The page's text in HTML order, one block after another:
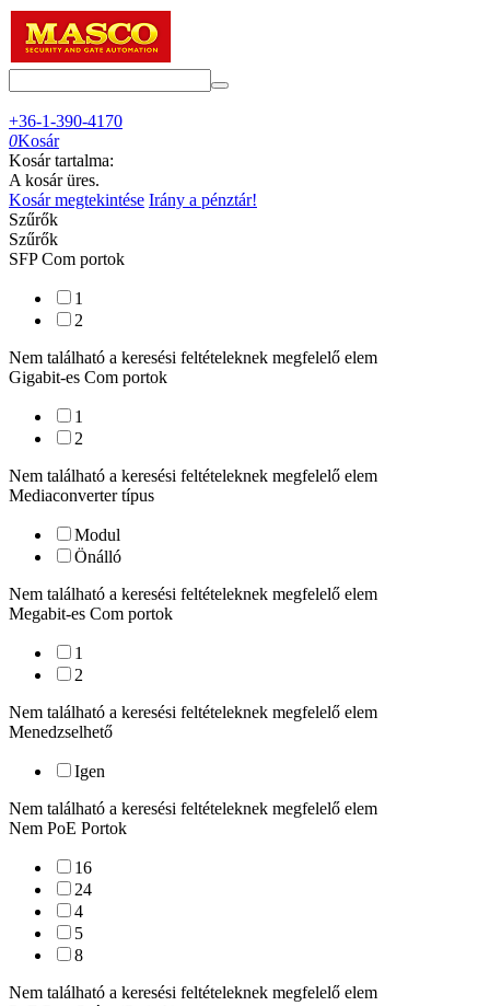
+36-1-390-4170
0Kosár
Kosár tartalma:
A kosár üres.
Kosár megtekintése Irány a pénztár!
Szűrők
Szűrők
SFP Com portok
1
2
Nem található a keresési feltételeknek megfelelő elem
Gigabit-es Com portok
1
2
Nem található a keresési feltételeknek megfelelő elem
Mediaconverter típus
Modul
Önálló
Nem található a keresési feltételeknek megfelelő elem
Megabit-es Com portok
1
2
Nem található a keresési feltételeknek megfelelő elem
Menedzselhető
Igen
Nem található a keresési feltételeknek megfelelő elem
Nem PoE Portok
16
24
4
5
8
Nem található a keresési feltételeknek megfelelő elem